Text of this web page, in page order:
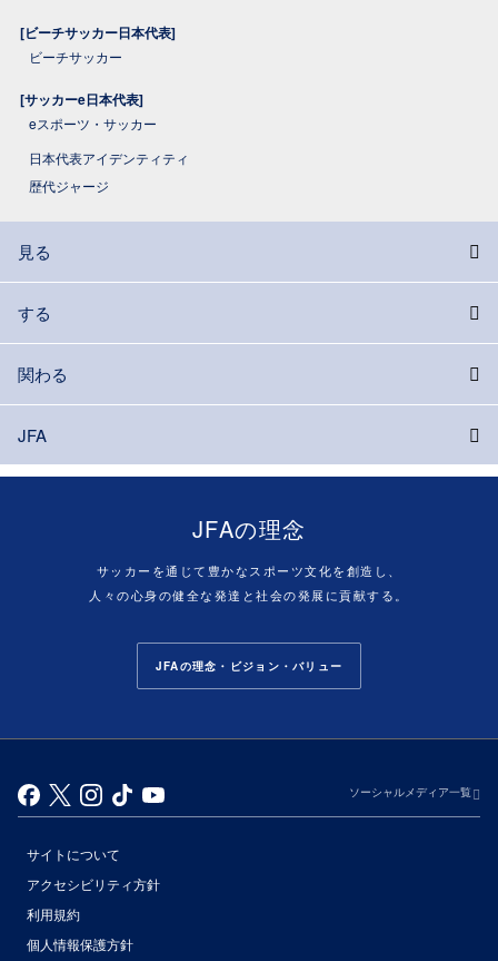
[ビーチサッカー日本代表]
ビーチサッカー
[サッカーe日本代表]
eスポーツ・サッカー
日本代表アイデンティティ
歴代ジャージ
見る
する
関わる
JFA
JFAの理念
サッカーを通じて豊かなスポーツ文化を創造し、
人々の心身の健全な発達と社会の発展に貢献する。
JFAの理念・ビジョン・バリュー
ソーシャルメディア一覧
サイトについて
アクセシビリティ方針
利用規約
個人情報保護方針